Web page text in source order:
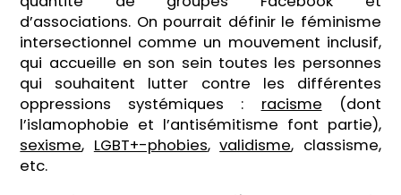
d’associations. On pourrait définir le féminisme
intersectionnel comme un mouvement inclusif,
qui accueille en son sein toutes les personnes
qui souhaitent lutter contre les différentes
oppressions systémiques : racisme (dont
l’islamophobie et l’antisémitisme font partie),
sexisme, LGBT+-phobies,validisme, classisme,
etc.